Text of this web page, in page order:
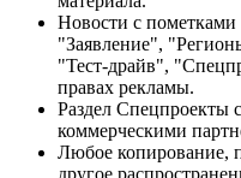
Новости с
"Заявление",
"Тест-драйв",
правах рекламы.
Раздел Спецпроекты
коммерческими
Любое копирование,
другое